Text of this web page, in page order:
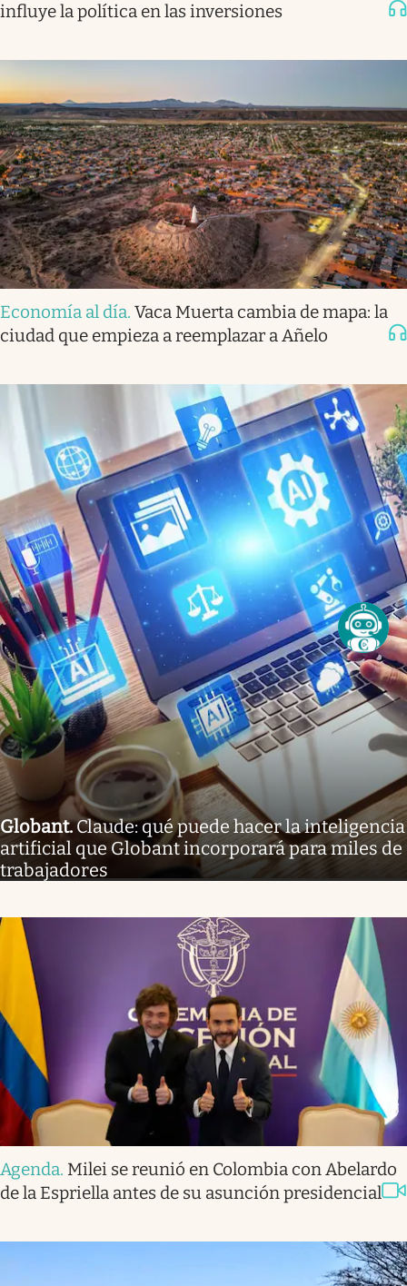
influye la política en las inversiones
Economía al día. Vaca Muerta cambia de mapa: la
ciudad que empieza a reemplazar a Añelo
Globant.Claude: qué puede hacer la inteligencia
artificial que Globant incorporará para miles de
trabajadores
Agenda. Milei se reunió en Colombia con Abelardo
de la Espriella antes de su asunción presidencial